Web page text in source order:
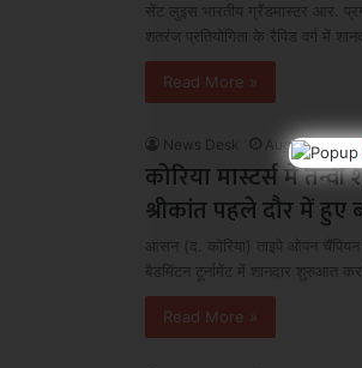
सेंट लुइस भारतीय ग्रैंडमास्टर आर.
शतरंज प्रतियोगिता के रैपिड वर्ग में
Read More »
News Desk August 6,
कोरिया मास्टर्स में तन्वी
श्रीकांत पहले दौर में हुए
आसन (द. कोरिया) ताइपे ओपन चैंपियन
बैडमिंटन टूर्नामेंट में शानदार शुरुआत
Read More »